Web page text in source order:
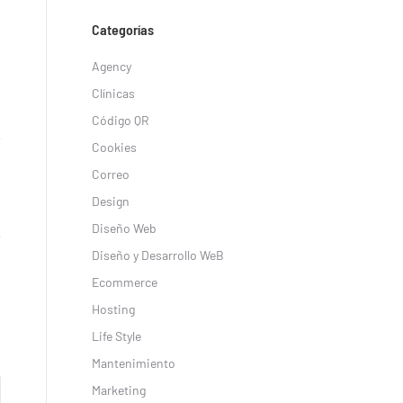
Categorías
Agency
Clínicas
Código QR
Cookies
Correo
Design
Diseño Web
Diseño y Desarrollo WeB
Ecommerce
Hosting
Life Style
Mantenimiento
Marketing